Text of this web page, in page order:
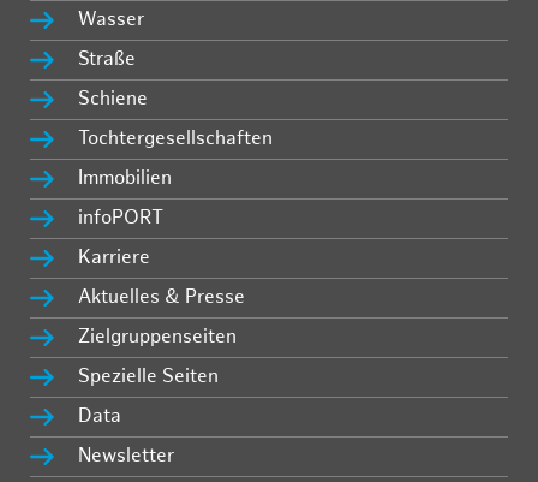
Wasser
Straße
Schiene
Tochtergesellschaften
Immobilien
infoPORT
Karriere
Aktuelles & Presse
Zielgruppenseiten
Spezielle Seiten
Data
Newsletter